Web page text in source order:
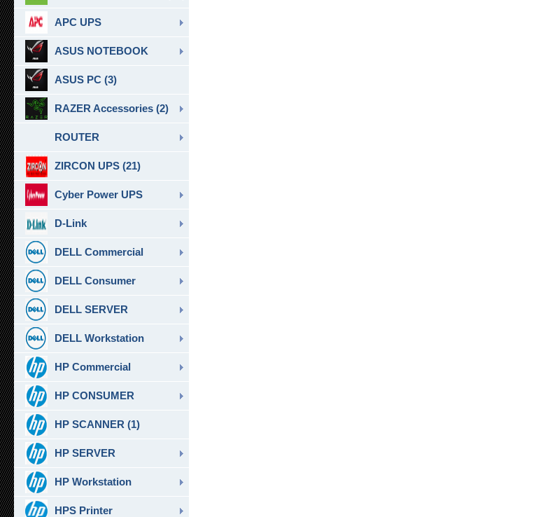
APC UPS
ASUS NOTEBOOK
ASUS PC (3)
RAZER Accessories (2)
ROUTER
ZIRCON UPS (21)
Cyber Power UPS
D-Link
DELL Commercial
DELL Consumer
DELL SERVER
DELL Workstation
HP Commercial
HP CONSUMER
HP SCANNER (1)
HP SERVER
HP Workstation
HPS Printer